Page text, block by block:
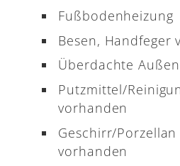
Fußbodenheizung
Besen, Handfeger
Überdachte
Putzmittel/
vorhanden
Geschirr/Porzellan
vorhanden